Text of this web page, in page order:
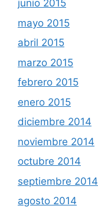
junio 2015
mayo 2015
abril 2015
marzo 2015
febrero 2015
enero 2015
diciembre 2014
noviembre 2014
octubre 2014
septiembre 2014
agosto 2014